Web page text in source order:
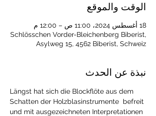
الوقت والموقع
18 أغسطس 2024، 11:00 ص – 12:00 م
Schlösschen Vorder-Bleichenberg Biberist,
Asylweg 15, 4562 Biberist, Schweiz
نبذة عن الحدث
Längst hat sich die Blockflöte aus dem
Schatten der Holzblasinstrumente  befreit
und mit ausgezeichneten Interpretationen